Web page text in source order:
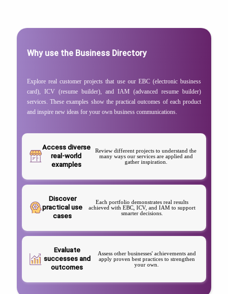
Why use the Business Directory
Explore real customer projects that use our EBC (electronic business
card), ICV (resume builder), and IAM (advanced resume builder)
services. These examples show the practical outcomes of each product
and inspire new ideas for your own business communications.
Access diverse
real-world
examples
Review different projects to understand the
many ways our services are applied and
gather inspiration.
Discover
practical use
cases
Each portfolio demonstrates real results
achieved with EBC, ICV, and IAM to support
smarter decisions.
Evaluate
successes and
outcomes
Assess other businesses' achievements and
apply proven best practices to strengthen
your own.